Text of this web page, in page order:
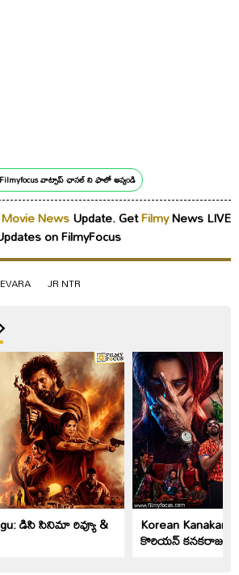
Filmyfocus వాట్సాప్ ఛానల్ ని ఫాలో అవ్వండి
Movie NewsUpdate. GetFilmyNews LIVE
on FilmyFocus
JR NTR
డిసి సినిమా రివ్యూ & Korean
కొరియ‌న్ క‌న‌క‌రాజు